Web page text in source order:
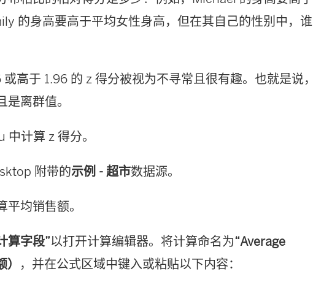
的身高要高于平均女性身高，但在其自己的性别中，谁
高于 1.96 的 z 得分被视为不寻常且很有趣。也就是说，
离群值。
中计算 z 得分。
附带的示例 - 超市数据源。
均销售额。
算字段”以打开计算编辑器。将计算命名为“Average
，并在公式区域中键入或粘贴以下内容：